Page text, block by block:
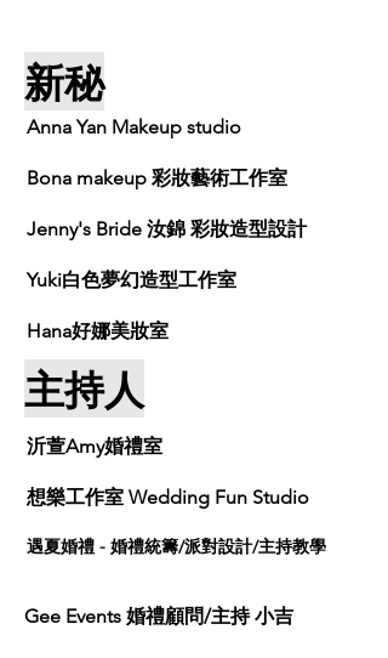
新秘
Anna Yan Makeup studio
Bona makeup 彩妝藝術工作室
Jenny's Bride 汝錦 彩妝造型設計
Yuki白色夢幻造型工作室
Hana好娜美妝室
主持人
沂萱Amy婚禮室
想樂工作室 Wedding Fun Studio
遇夏婚禮 - 婚禮統籌/派對設計/主持教學
Gee Events 婚禮顧問/主持 小吉